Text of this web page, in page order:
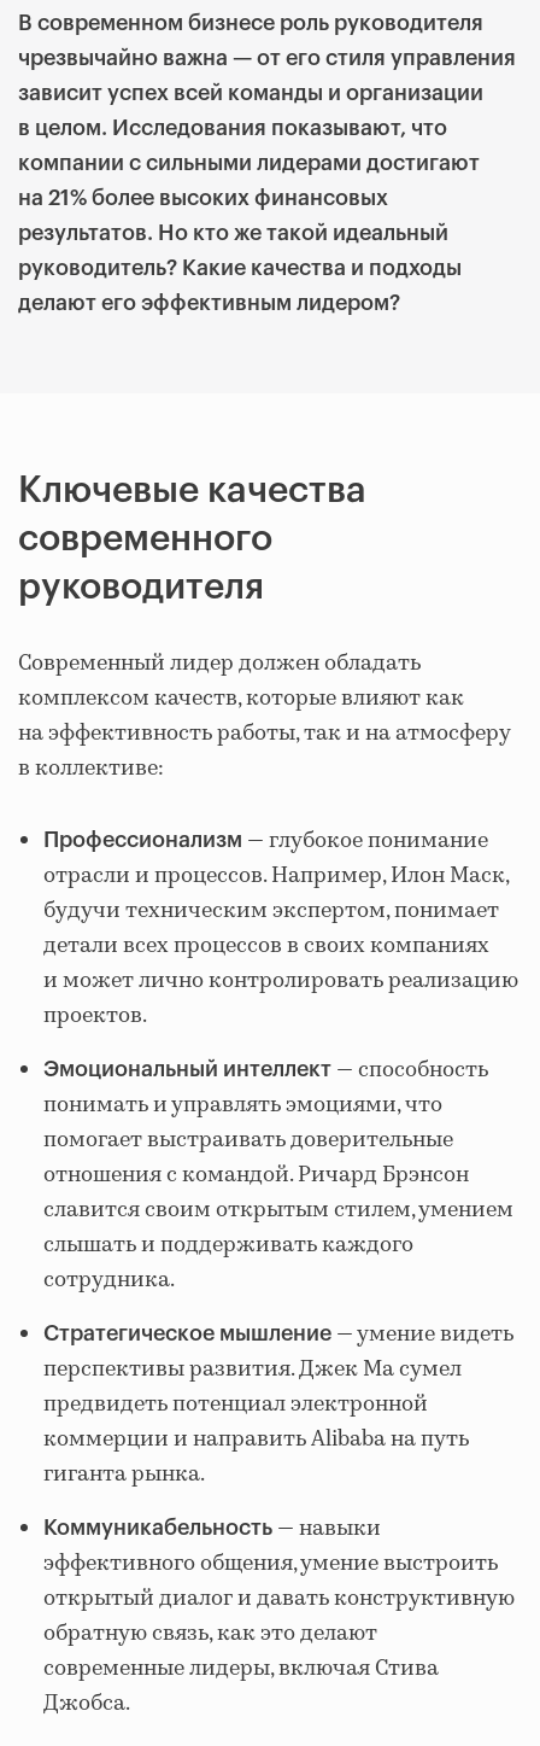
В современном бизнесе роль руководителя
чрезвычайно важна — от его стиля управления
зависит успех всей команды и организации
в целом. Исследования показывают, что
компании с сильными лидерами достигают
на 21% более высоких финансовых
результатов. Но кто же такой идеальный
руководитель? Какие качества и подходы
делают его эффективным лидером?
Ключевые качества
современного
руководителя
Современный лидер должен обладать
комплексом качеств, которые влияют как
на эффективность работы, так и на атмосферу
в коллективе:
Профессионализм — глубокое понимание
отрасли и процессов. Например, Илон Маск,
будучи техническим экспертом, понимает
детали всех процессов в своих компаниях
и может лично контролировать реализацию
проектов.
Эмоциональный интеллект — способность
понимать и управлять эмоциями, что
помогает выстраивать доверительные
отношения с командой. Ричард Брэнсон
славится своим открытым стилем, умением
слышать и поддерживать каждого
сотрудника.
Стратегическое мышление — умение видеть
перспективы развития. Джек Ма сумел
предвидеть потенциал электронной
коммерции и направить Alibaba на путь
гиганта рынка.
Коммуникабельность — навыки
эффективного общения, умение выстроить
открытый диалог и давать конструктивную
обратную связь, как это делают
современные лидеры, включая Стива
Джобса.